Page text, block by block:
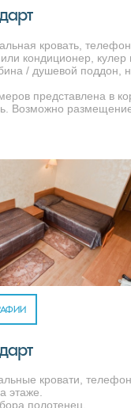
кровать,
кондиционер, кулер
/ душевой поддон,
представлена в
Возможно
кровати,
этаже.
полотенец.